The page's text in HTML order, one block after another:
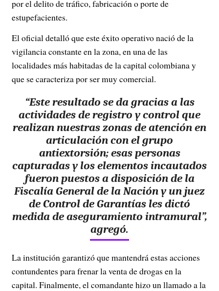
por el delito de tráfico, fabricación o porte de
estupefacientes.
El oficial detalló que este éxito operativo nació de la
vigilancia constante en la zona, en una de las
localidades más habitadas de la capital colombiana y
que se caracteriza por ser muy comercial.
“Este resultado se da gracias a las
actividades de registro y control que
realizan nuestras zonas de atención en
articulación con el grupo
antiextorsión; esas personas
capturadas y los elementos incautados
fueron puestos a disposición de la
Fiscalía General de la Nación y un juez
de Control de Garantías les dictó
medida de aseguramiento intramural”,
agregó.
La institución garantizó que mantendrá estas acciones
contundentes para frenar la venta de drogas en la
capital. Finalmente, el comandante hizo un llamado a la